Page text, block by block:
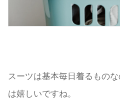
スーツは基本毎日着るもの
は嬉しいですね。